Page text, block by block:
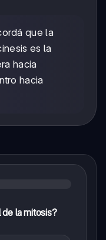
que la
es la
hacia
hacia
de la mitosis?